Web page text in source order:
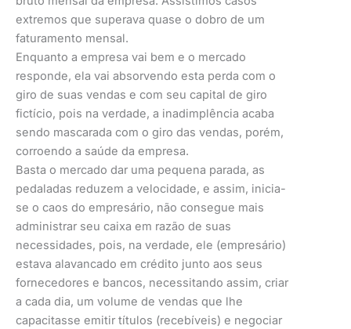
extremos que superava quase o dobro de um
faturamento mensal.
Enquanto a empresa vai bem e o mercado
responde, ela vai absorvendo esta perda com o
giro de suas vendas e com seu capital de giro
fictício, pois na verdade, a inadimplência acaba
sendo mascarada com o giro das vendas, porém,
corroendo a saúde da empresa.
Basta o mercado dar uma pequena parada, as
pedaladas reduzem a velocidade, e assim, inicia-
se o caos do empresário, não consegue mais
administrar seu caixa em razão de suas
necessidades, pois, na verdade, ele (empresário)
estava alavancado em crédito junto aos seus
fornecedores e bancos, necessitando assim, criar
a cada dia, um volume de vendas que lhe
capacitasse emitir títulos (recebíveis) e negociar